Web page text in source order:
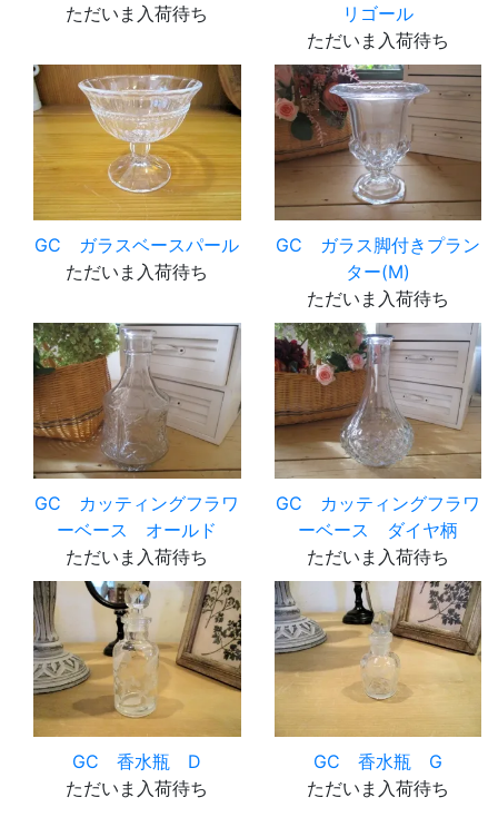
ただいま入荷待ち
リゴール
ただいま入荷待ち
GC ガラスベースパール
ただいま入荷待ち
GC ガラス脚付きプラン
ター(M)
ただいま入荷待ち
GC カッティングフラワ
ーベース オールド
ただいま入荷待ち
GC カッティングフラワ
ーベース ダイヤ柄
ただいま入荷待ち
GC 香水瓶 D
ただいま入荷待ち
GC 香水瓶 G
ただいま入荷待ち